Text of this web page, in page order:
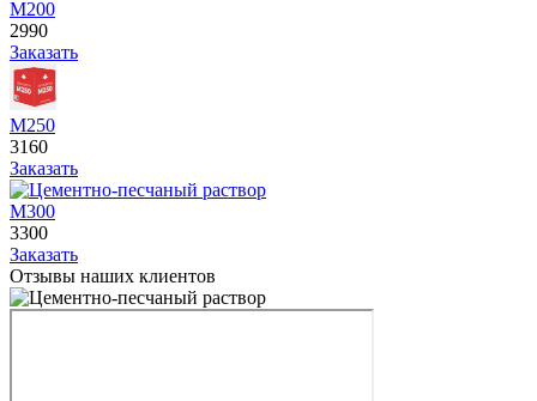
М200
2990
Заказать
М250
3160
Заказать
М300
3300
Заказать
Отзывы наших клиентов